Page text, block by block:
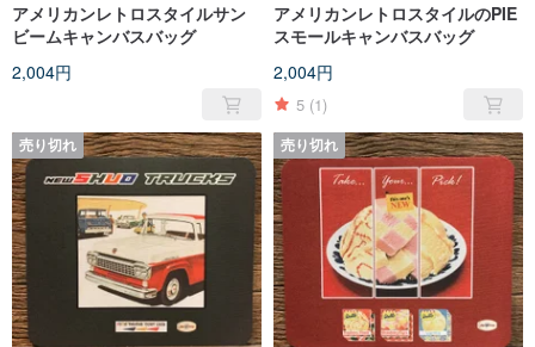
アメリカンレトロスタイルサン
ビームキャンバスバッグ
2,004円
アメリカンレトロスタイルのPIE
スモールキャンバスバッグ
2,004円
5 (1)
売り切れ 売り切れ